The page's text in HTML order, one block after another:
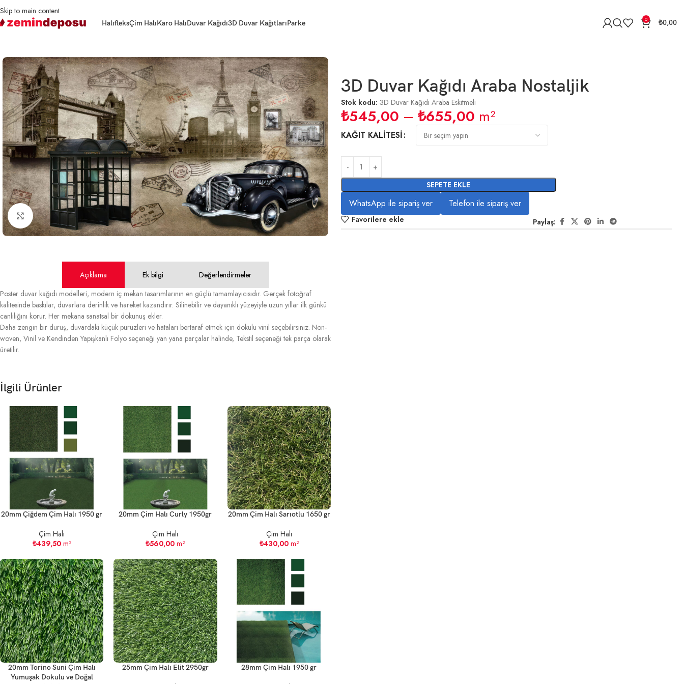
Skip to main content
HalıfleksÇim HalıKaro HalıDuvar Kağıdı3D Duvar KağıtlarıParke 0 ₺0,00
Büyütmek için tıklayın
3D Duvar Kağıdı Araba Nostaljik
Stok kodu: 3D Duvar Kağıdı Araba Eskitmeli
₺545,00 – ₺655,00 m²
KAĞIT KALITESI
SEPETE EKLE
WhatsApp ile sipariş ver Telefon ile sipariş ver
Favorilere ekle Paylaş:
Açıklama Ek bilgi
Değerlendirmeler
Poster duvar kağıdı modelleri, modern iç mekan tasarımlarının en güçlü tamamlayıcısıdır. Gerçek fotoğraf
kalitesinde baskılar, duvarlara derinlik ve hareket kazandırır. Silinebilir ve dayanıklı yüzeyiyle uzun yıllar ilk günkü
canlılığını korur. Her mekana sanatsal bir dokunuş ekler.
Daha zengin bir duruş, duvardaki küçük pürüzleri ve hataları bertaraf etmek için dokulu vinil seçebilirsiniz. Non-
woven, Vinil ve Kendinden Yapışkanlı Folyo seçeneği yan yana parçalar halinde, Tekstil seçeneği tek parça olarak
üretilir.
İlgili Ürünler
20mm Çiğdem Çim Halı 1950 gr
Çim Halı
₺439,50m²
20mm Çim Halı Curly 1950gr
Çim Halı
₺560,00 m²
20mm Çim Halı Sarıotlu 1650 gr
Çim Halı
₺430,00m²
20mm Torino Suni Çim Halı
Yumuşak Dokulu ve Doğal
25mm Çim Halı Elit 2950gr 28mm Çim Halı 1950 gr